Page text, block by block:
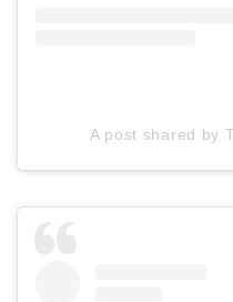
A post shared by